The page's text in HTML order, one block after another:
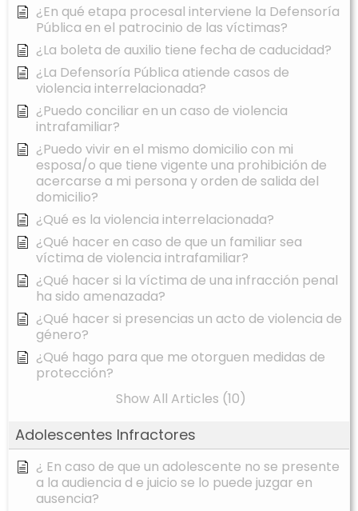
¿En qué etapa procesal interviene la Defensoría
Pública en el patrocinio de las víctimas?
¿La boleta de auxilio tiene fecha de caducidad?
¿La Defensoría Pública atiende casos de
violencia interrelacionada?
¿Puedo conciliar en un caso de violencia
intrafamiliar?
¿Puedo vivir en el mismo domicilio con mi
esposa/o que tiene vigente una prohibición de
acercarse a mi persona y orden de salida del
domicilio?
¿Qué es la violencia interrelacionada?
¿Qué hacer en caso de que un familiar sea
víctima de violencia intrafamiliar?
¿Qué hacer si la víctima de una infracción penal
ha sido amenazada?
¿Qué hacer si presencias un acto de violencia de
género?
¿Qué hago para que me otorguen medidas de
protección?
Show All Articles (10)
Adolescentes Infractores
¿ En caso de que un adolescente no se presente
a la audiencia d e juicio se lo puede juzgar en
ausencia?